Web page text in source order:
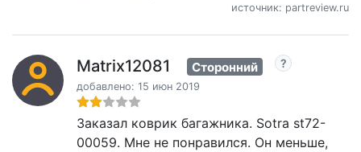
источник: partreview.ru
Matrix12081 Сторонний
добавлено: 15 июн 2019
Заказал коврик багажника. Sotra st72-
00059. Мне не понравился. Он меньше,